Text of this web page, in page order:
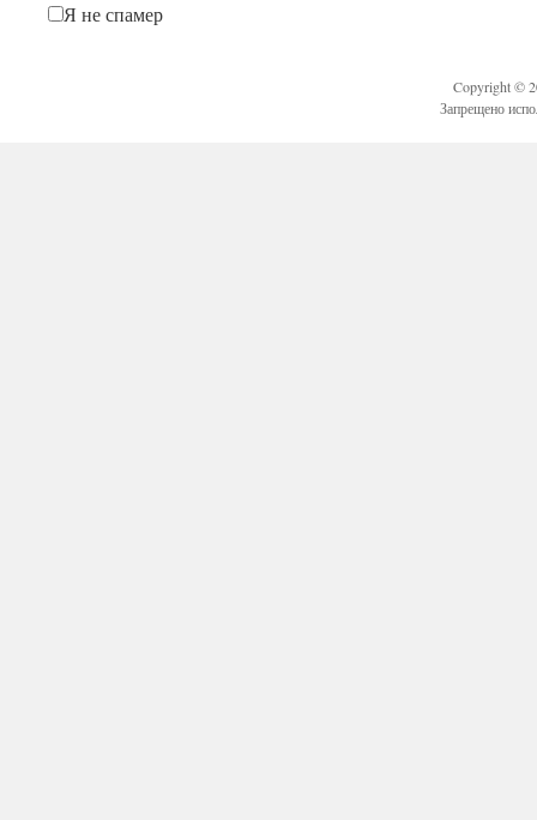
Я не спамер
Copyright ©
Запрещено